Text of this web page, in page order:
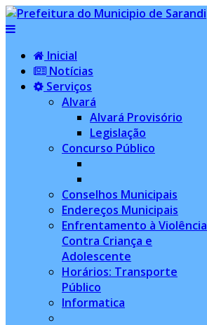
Inicial
Notícias
Serviços
Alvará
Alvará Provisório
Legislação
Concurso Público
Conselhos Municipais
Endereços Municipais
Enfrentamento à Violência
Contra Criança e
Adolescente
Horários: Transporte
Público
Informatica